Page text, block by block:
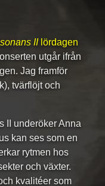
IIlördagen
utgår ifrån
Jag framför
tvärflöjt och
II underöker Anna
kan ses som en
rytmen hos
och växter.
kvalitéer som